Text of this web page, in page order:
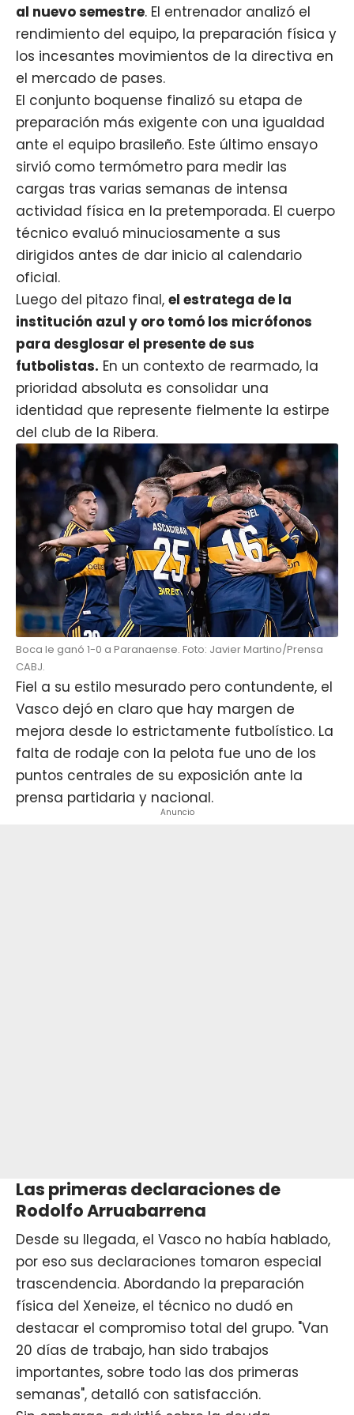
al nuevo semestre. El entrenador analizó el
rendimiento del equipo, la preparación física y
los incesantes movimientos de la directiva en
el mercado de pases.
El conjunto boquense finalizó su etapa de
preparación más exigente con una igualdad
ante el equipo brasileño. Este último ensayo
sirvió como termómetro para medir las
cargas tras varias semanas de intensa
actividad física en la pretemporada. El cuerpo
técnico evaluó minuciosamente a sus
dirigidos antes de dar inicio al calendario
oficial.
Luego del pitazo final, el estratega de la
institución azul y oro tomó los micrófonos
para desglosar el presente de sus
futbolistas. En un contexto de rearmado, la
prioridad absoluta es consolidar una
identidad que represente fielmente la estirpe
del club de la Ribera.
Boca le ganó 1-0 a Paranaense. Foto: Javier Martino/Prensa
CABJ.
Fiel a su estilo mesurado pero contundente, el
Vasco dejó en claro que hay margen de
mejora desde lo estrictamente futbolístico. La
falta de rodaje con la pelota fue uno de los
puntos centrales de su exposición ante la
prensa partidaria y nacional.
Anuncio
Las primeras declaraciones de
Rodolfo Arruabarrena
Desde su llegada, el Vasco no había hablado,
por eso sus declaraciones tomaron especial
trascendencia. Abordando la preparación
física del Xeneize, el técnico no dudó en
destacar el compromiso total del grupo. "Van
20 días de trabajo, han sido trabajos
importantes, sobre todo las dos primeras
semanas", detalló con satisfacción.